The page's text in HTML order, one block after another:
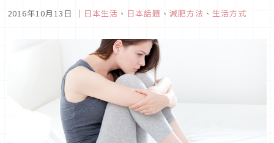
候。
2016年10月13日 ｜ 日本生活 、 日本話題 、 減肥方法 、 生活方式